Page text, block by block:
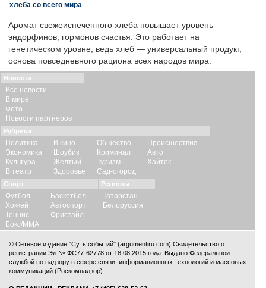
хлеба со всего мира
Аромат свежеиспеченного хлеба повышает уровень
эндорфинов, гормонов счастья. Это работает на
генетическом уровне, ведь хлеб — универсальный продукт,
основа повседневного рациона всех народов мира.
Новости
Все новости
В мире
Фото
Новости партнеров
Рубрики
Политика
Экономика
Культура
В театр
В кино
Шоубиз
Желтый
Здоровье
Общество
Криминал
Туризм
Сад-огород
Происшествия
Авто
Хайтек
Спорт
Футбол
Хоккей
Теннис
Бокс/ММА
Баскетбол
Автоспорт
Фристайл
Регионы
Татарстан
Белоруссия
© Сетевое издание "Суть событий" (argumentiru.com) Свидетельство о
регистрации Эл № ФС77-62778 от 18.08.2015 года. Выдано Федеральной
службой по надзору в сфере связи, информационных технологий и массовых
коммуникаций (Роскомнадзор).